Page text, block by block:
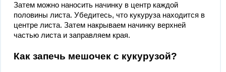
Затем можно наносить начинку в центр каждой
половины листа. Убедитесь, что кукуруза находится в
центре листа. Затем накрываем начинку верхней
частью листа и заправляем края.
Как запечь мешочек с кукурузой?